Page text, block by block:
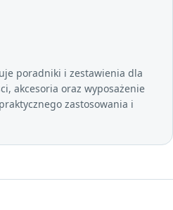
poradniki i zestawienia dla
akcesoria oraz wyposażenie
zastosowania i